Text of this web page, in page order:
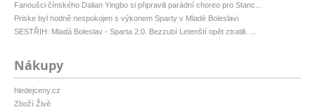
Fanoušci čínského Dalian Yingbo si připravili parádní choreo pro Stanc...
Priske byl hodně nespokojen s výkonem Sparty v Mladé Boleslavi
SESTŘIH: Mladá Boleslav - Sparta 2:0. Bezzubí Letenští opět ztratili. ...
Nákupy
hledejceny.cz
Zboží Živě